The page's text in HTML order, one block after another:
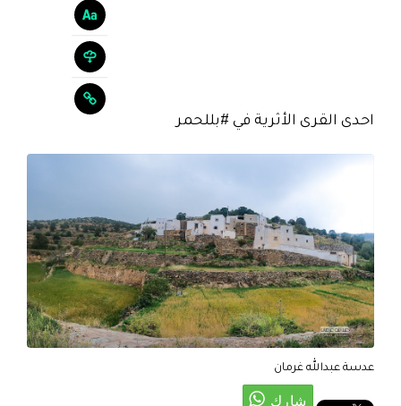
احدى القرى الأثرية في #بللحمر
عدسة عبدالله غرمان